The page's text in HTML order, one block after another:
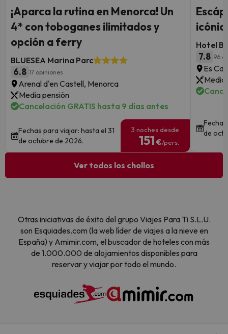
¡Aparca la rutina en Menorca! Un
4* con toboganes ilimitados y
opción a ferry
BLUESEA Marina Parc
6.8 17 opiniones
Arenal d'en Castell, Menorca
Media pensión
Cancelación GRATIS hasta 9 días antes
Fechas para viajar: hasta el 31
de octubre de 2026.
3 noches desde
151 €/pers.
Hotel
7.8 96
Es
Media
de
Ver todos los chollos
Otras iniciativas de éxito del grupo Viajes Para Ti S.L.U.
son Esquiades.com (la web líder de viajes a la nieve en
España) y Amimir.com, el buscador de hoteles con más
de 1.000.000 de alojamientos disponibles para
reservar y viajar por todo el mundo.